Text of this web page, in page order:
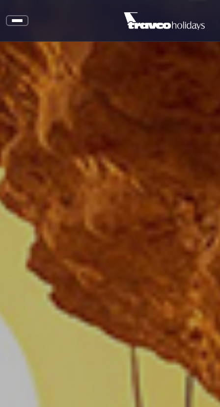
سياحة المغامرات في السعودية: الجواهر الخفية من الكثبان
الرملية إلى الأعماق!